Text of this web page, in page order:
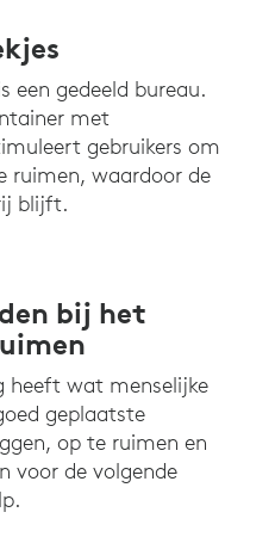
een gedeeld bureau.
met
gebruikers om
ruimen, waardoor de
blijft.
bij het
heeft wat menselijke
geplaatste
op te ruimen en
voor de volgende